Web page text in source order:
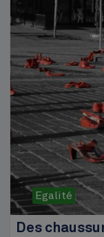
Egalité
Des